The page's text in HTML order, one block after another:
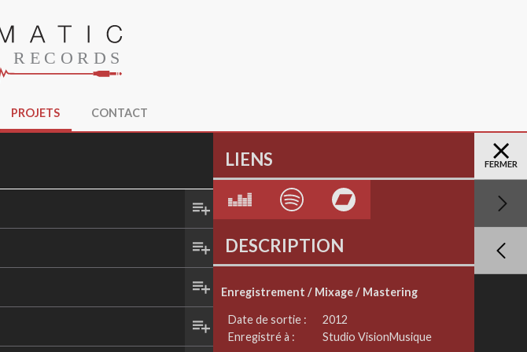
PROJETS CONTACT
LIENS
DESCRIPTION
Enregistrement / Mixage / Mastering
Date de sortie :
2012
Enregistré à :
Studio VisionMusique
FERMER